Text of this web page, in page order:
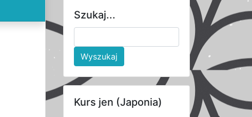
Szukaj...
Wyszukaj
Kurs jen (Japonia)